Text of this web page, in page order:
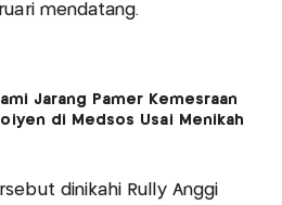
mendatang.
Jarang Pamer Kemesraan
di Medsos Usai Menikah
dinikahi Rully Anggi